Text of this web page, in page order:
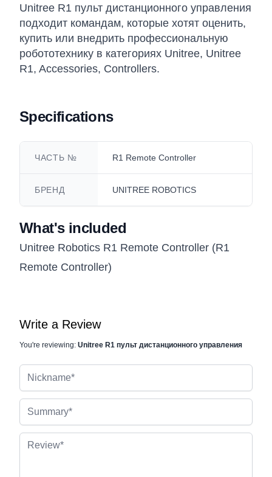
Unitree R1 пульт дистанционного управления
подходит командам, которые хотят оценить,
купить или внедрить профессиональную
робототехнику в категориях Unitree, Unitree
R1, Accessories, Controllers.
Specifications
ЧАСТЬ № R1 Remote Controller
БРЕНД UNITREE ROBOTICS
What's included
Unitree Robotics R1 Remote Controller (R1
Remote Controller)
Write a Review
You're reviewing: Unitree R1 пульт дистанционного управления
Review